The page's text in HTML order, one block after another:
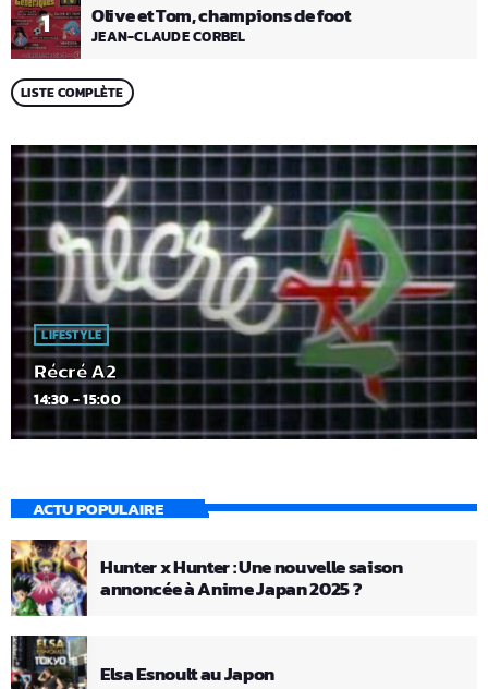
1 Olive et Tom, champions de foot
JEAN-CLAUDE CORBEL
LISTE COMPLÈTE
LIFESTYLE
Récré A2
14:30 - 15:00
ACTU POPULAIRE
Hunter x Hunter : Une nouvelle saison
annoncée à Anime Japan 2025 ?
Elsa Esnoult au Japon